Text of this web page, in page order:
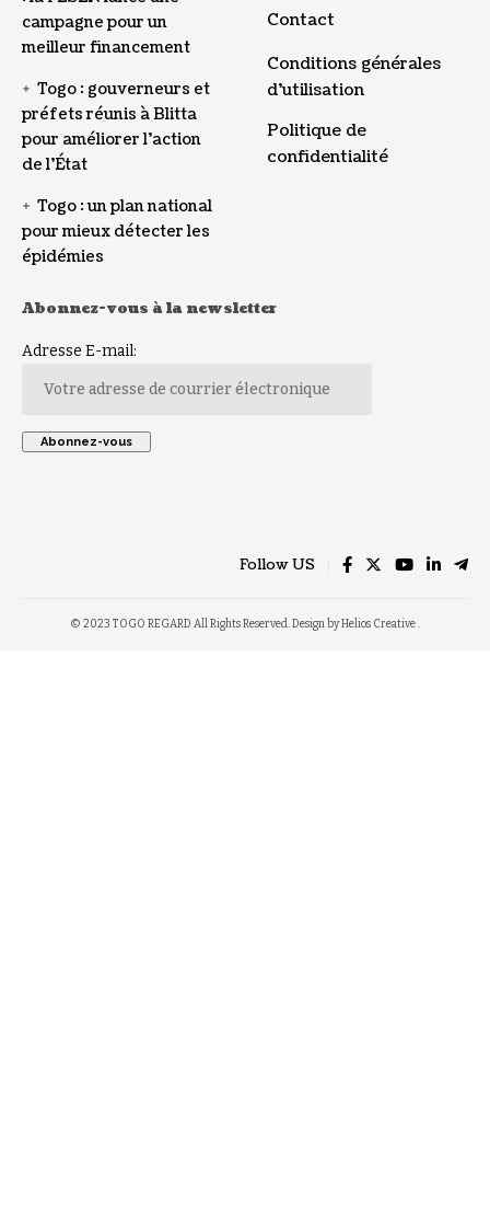
campagne pour un
meilleur financement
Togo : gouverneurs et
préfets réunis à Blitta
pour améliorer l’action
de l’État
Togo : un plan national
pour mieux détecter les
épidémies
Contact
Conditions générales
d’utilisation
Politique de
confidentialité
Abonnez-vous à la newsletter
Adresse E-mail:
Follow US
© 2023 TOGO REGARD All Rights Reserved. Design by Helios Creative .